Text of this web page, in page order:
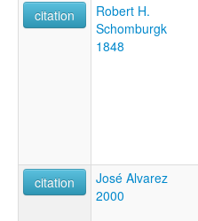
citation
Robert H.
Schomburgk
1848
citation
José Alvarez
2000